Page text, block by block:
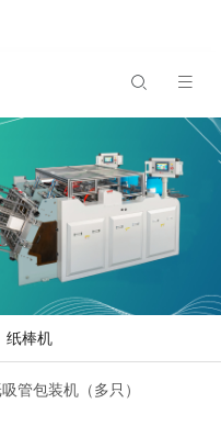
纸棒机
管包装机（多只）